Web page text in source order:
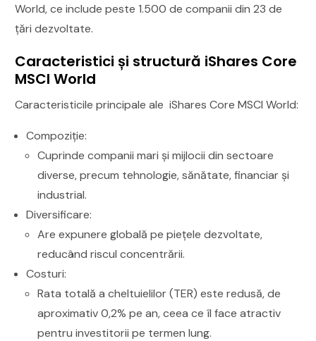
World, ce include peste 1.500 de companii din 23 de
țări dezvoltate.
Caracteristici și structură iShares Core
MSCI World
Caracteristicile principale ale iShares Core MSCI World:
Compoziție:
Cuprinde companii mari și mijlocii din sectoare
diverse, precum tehnologie, sănătate, financiar și
industrial.
Diversificare:
Are expunere globală pe piețele dezvoltate,
reducând riscul concentrării.
Costuri:
Rata totală a cheltuielilor (TER) este redusă, de
aproximativ 0,2% pe an, ceea ce îl face atractiv
pentru investitorii pe termen lung.